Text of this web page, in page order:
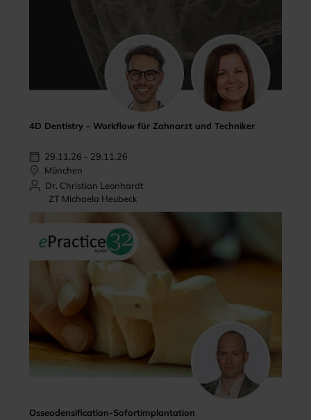
4D Dentistry - Workflow für Zahnarzt und Techniker
29.11.26 - 29.11.26
München
Dr. Christian Leonhardt
ZT Michaela Heubeck
Osseodensification-Sofortimplantation